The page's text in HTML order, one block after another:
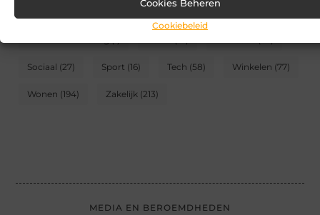
Cookies Beheren
Cookiebeleid
Sociaal (27) Sport (16) Tech (58) Winkelen (77)
Wonen (194) Zakelijk (213)
MEDIA EN BEROEMDHEDEN